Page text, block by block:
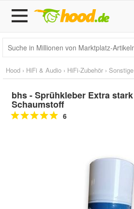
Hood › HiFi & Audio › HiFi-Zubehör › Sonstige
bhs - Sprühkleber Extra
Schaumstoff
6